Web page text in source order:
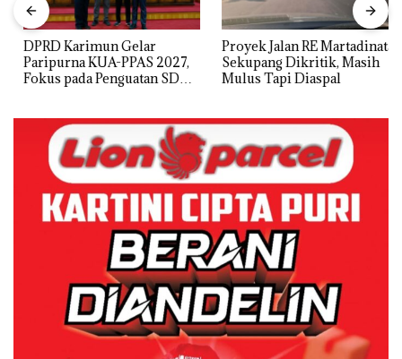
DPRD Karimun Gelar
Paripurna KUA-PPAS 2027,
Fokus pada Penguatan SDM,
Proyek Jalan RE Martadinata
Sekupang Dikritik, Masih
Mulus Tapi Diaspal